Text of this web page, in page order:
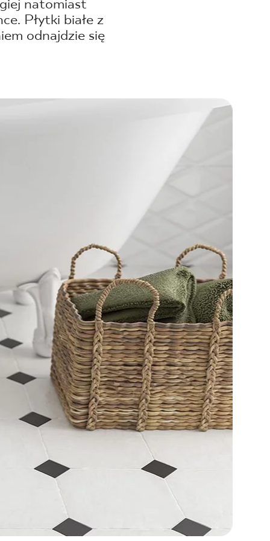
natomiast
Płytki białe z
odnajdzie się